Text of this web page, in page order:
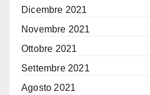
Dicembre 2021
Novembre 2021
Ottobre 2021
Settembre 2021
Agosto 2021